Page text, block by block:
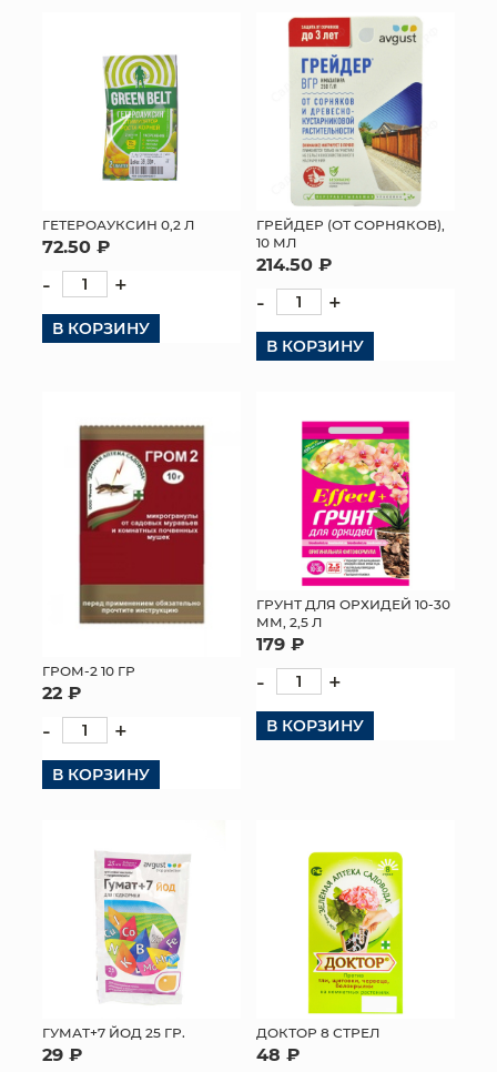
ГЕТЕРОАУКСИН 0,2 Л
72.50 ₽
- +
В КОРЗИНУ
ГРЕЙДЕР (ОТ СОРНЯКОВ),
10 МЛ
214.50 ₽
- +
В КОРЗИНУ
ГРОМ-2 10 ГР
22 ₽
- +
В КОРЗИНУ
ГРУНТ ДЛЯ ОРХИДЕЙ 10-30
ММ, 2,5 Л
179 ₽
- +
В КОРЗИНУ
ГУМАТ+7 ЙОД 25 ГР.
29 ₽
ДОКТОР 8 СТРЕЛ
48 ₽